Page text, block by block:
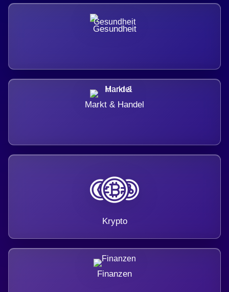
Gesundheit
Markt & Handel
Krypto
Finanzen